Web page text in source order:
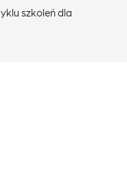
szkoleń dla